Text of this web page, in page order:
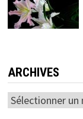
ARCHIVES
Archives